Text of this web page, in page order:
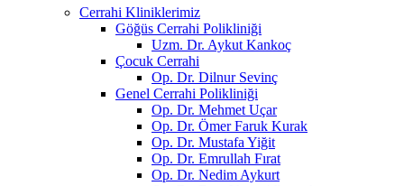
Cerrahi Kliniklerimiz
Göğüs Cerrahi Polikliniği
Uzm. Dr. Aykut Kankoç
Çocuk Cerrahi
Op. Dr. Dilnur Sevinç
Genel Cerrahi Polikliniği
Op. Dr. Mehmet Uçar
Op. Dr. Ömer Faruk Kurak
Op. Dr. Mustafa Yiğit
Op. Dr. Emrullah Fırat
Op. Dr. Nedim Aykurt